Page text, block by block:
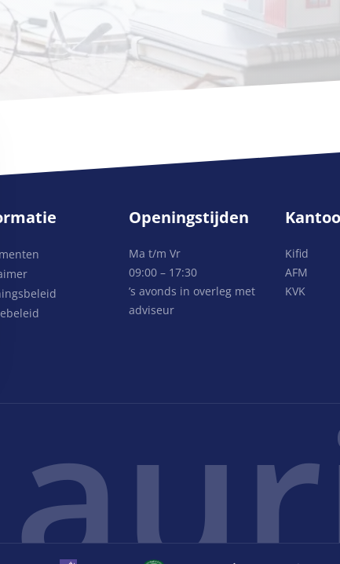
Openingstijden
Ma t/m Vr
09:00 – 17:30
’s avonds in overleg met
adviseur
Kifid
AFM
KVK